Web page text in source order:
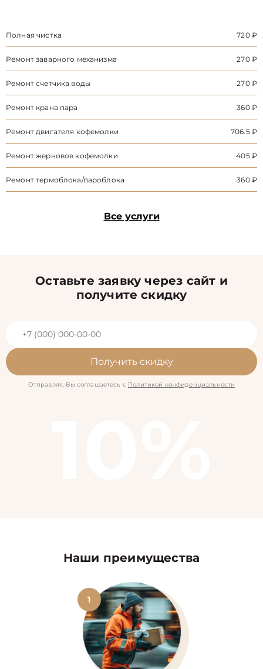
Полная чистка 720 ₽
Ремонт заварного механизма 270 ₽
Ремонт счетчика воды 270 ₽
Ремонт крана пара 360 ₽
Ремонт двигателя кофемолки 706.5 ₽
Ремонт жерновов кофемолки 405 ₽
Ремонт термоблока/пароблока 360 ₽
Все услуги
Оставьте заявку через сайт и
получите скидку
Получить скидку
Отправляя, Вы соглашаетесь с Политикой конфиденциальности
Наши преимущества
1